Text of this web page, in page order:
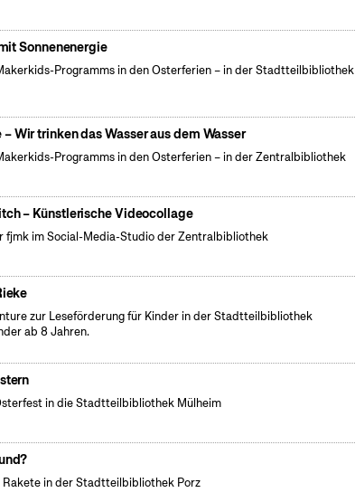
Sonnenenergie
Programms in den Osterferien – in der Stadtteilbibliothek
Wir trinken das Wasser aus dem Wasser
Programms in den Osterferien – in der Zentralbibliothek
– Künstlerische Videocollage
fjmk im Social-Media-Studio der Zentralbibliothek
zur Leseförderung für Kinder in der Stadtteilbibliothek
ab 8 Jahren.
in die Stadtteilbibliothek Mülheim
Rakete in der Stadtteilbibliothek Porz